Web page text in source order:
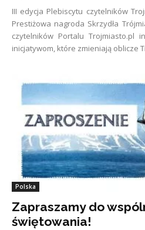
III edycja Plebiscytu czytelników
Prestiżowa nagroda Skrzydła
czytelników Portalu Trojmiasto.pl
inicjatywom, które zmieniają oblicze
Polska
Zapraszamy do
świętowania!